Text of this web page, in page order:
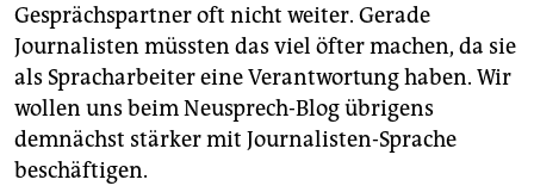
Gesprächspartner oft nicht weiter. Gerade
Journalisten müssten das viel öfter machen, da sie
als Spracharbeiter eine Verantwortung haben. Wir
wollen uns beim Neusprech-Blog übrigens
demnächst stärker mit Journalisten-Sprache
beschäftigen.